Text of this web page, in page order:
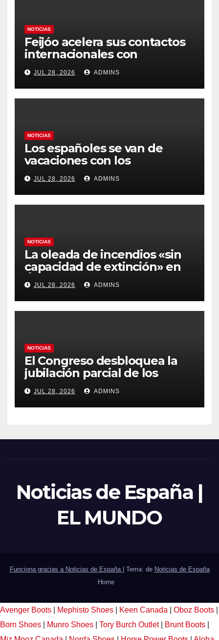
NOTICIAS
Feijóo acelera sus contactos
internacionales con
Latinoamérica como socio
prioritario en su agenda de
gobierno
JUL 28, 2026 ADMINS
NOTICIAS
Los españoles se van de
vacaciones con los
carburantes hasta un 21%
más caros que el año pasado
y los hoteles disparados
JUL 28, 2026 ADMINS
NOTICIAS
La oleada de incendios «sin
capacidad de extinción» en
Ávila y al oeste de Madrid
obliga a declarar la
emergencia nacional
JUL 28, 2026 ADMINS
NOTICIAS
El Congreso desbloquea la
jubilación parcial de los
trabajadores laborales del
sector público
JUL 28, 2026 ADMINS
Noticias de España |
EL MUNDO
Funciona gracias a Noticias de España Tema: de Noticias de España
Home
Avenger Boots Mephisto Shoes Keen Canada Oboz Boots
Born Shoes
Munro Shoes Tory Burch Outlet Brunt Boots